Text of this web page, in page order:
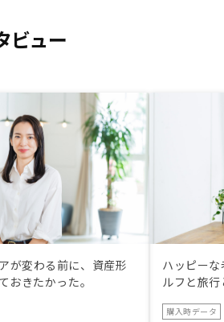
ビュー
が変わる前に、資産形
おきたかった。
ハッピー
ルフと旅
購入時データ